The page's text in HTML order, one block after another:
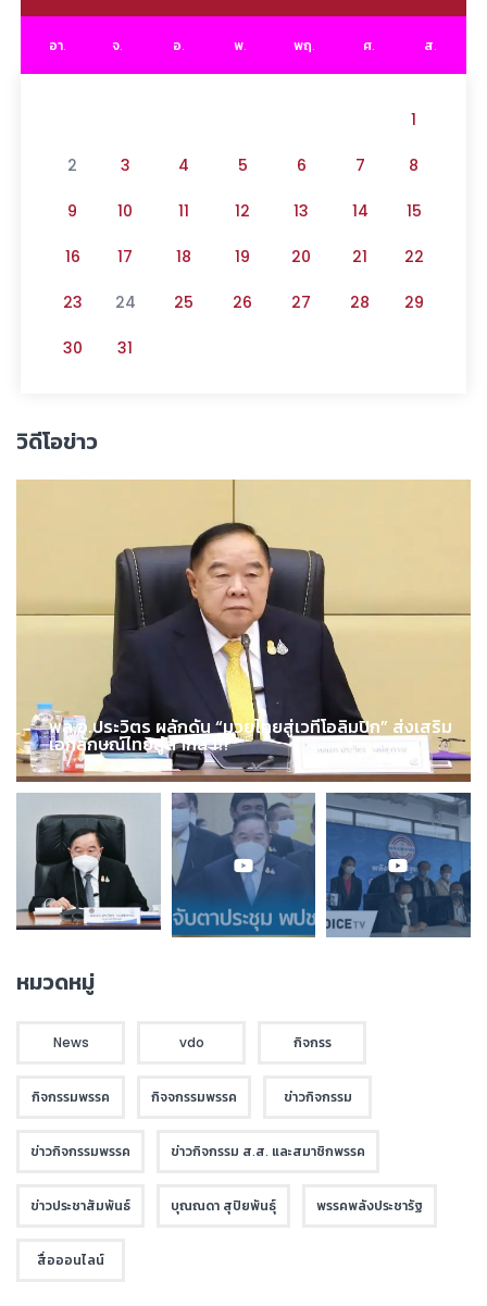
อา. จ. อ. พ. พฤ. ศ. ส.
1
2 3 4 5 6 7 8
9 10 11 12 13 14 15
16 17 18 19 20 21 22
23 24 25 26 27 28 29
30 31
วิดีโอข่าว
พล.อ.ประวิตร ผลักดัน “มวยไทยสู่เวทีโอลิมปิก” ส่งเสริม
เอกลักษณ์ไทยสู่สากล !!!
หมวดหมู่
News vdo กิจกรร
กิจกรรมพรรค กิจจกรรมพรรค ข่าวกิจกรรม
ข่าวกิจกรรมพรรค ข่าวกิจกรรม ส.ส. และสมาชิกพรรค
ข่าวประชาสัมพันธ์ บุณณดา สุปิยพันธุ์ พรรคพลังประชารัฐ
สื่อออนไลน์